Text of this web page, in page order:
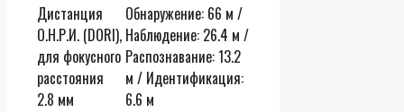
Дистанция
О.Н.Р.И. (DORI),
для фокусного
расстояния
2.8 мм
Обнаружение: 66 м /
Наблюдение: 26.4 м /
Распознавание: 13.2
м / Идентификация:
6.6 м